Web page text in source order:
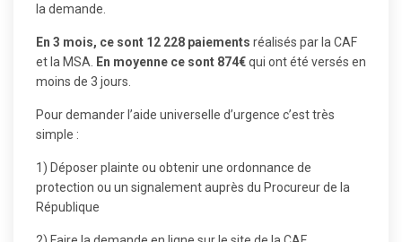
la demande.
En 3 mois, ce sont 12 228 paiements réalisés par la CAF
et la MSA. En moyenne ce sont 874€qui ont été versés en
moins de 3 jours.
Pour demander l’aide universelle d’urgence c’est très
simple :
1) Déposer plainte ou obtenir une ordonnance de
protection ou un signalement auprès du Procureur de la
République